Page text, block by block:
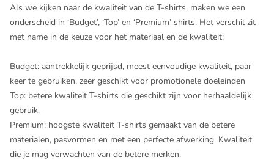
Als we kijken naar de kwaliteit van de T-shirts, maken we een
onderscheid in ‘Budget’, ‘Top’ en ‘Premium’ shirts. Het verschil zit
met name in de keuze voor het materiaal en de kwaliteit:
Budget: aantrekkelijk geprijsd, meest eenvoudige kwaliteit, paar
keer te gebruiken, zeer geschikt voor promotionele doeleinden
Top: betere kwaliteit T-shirts die geschikt zijn voor herhaaldelijk
gebruik.
Premium: hoogste kwaliteit T-shirts gemaakt van de betere
materialen, pasvormen en met een perfecte afwerking. Kwaliteit
die je mag verwachten van de betere merken.